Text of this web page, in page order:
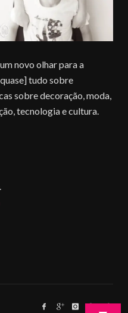
novo olhar para a
tudo sobre
sobre decoração, moda,
tecnologia e cultura.